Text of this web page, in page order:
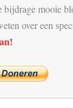
mooie
over een